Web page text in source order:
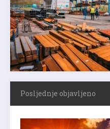
Posljednje objavljeno